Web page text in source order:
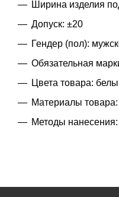
Ширина изделия
Допуск: ±20
Гендер (пол):
Обязательная
Цвета товара:
Материалы товара:
Методы